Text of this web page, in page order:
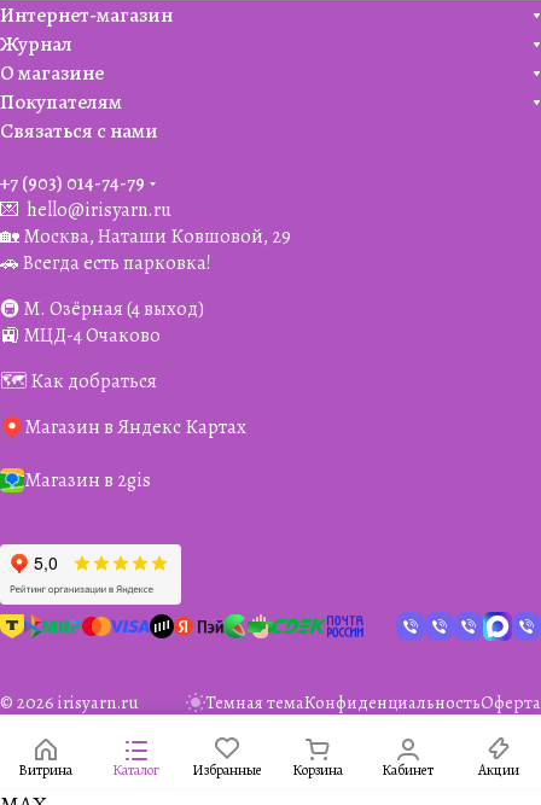
Интернет-магазин
Журнал
О магазине
Покупателям
Связаться с нами
+7 (903) 014-74-79‬
💌 hello@irisyarn.ru
🏡 Москва, Наташи Ковшовой, 29
🚗 Всегда есть парковка!
🚇 М. Озёрная (4 выход)
🚉 МЦД-4 Очаково
🗺️ Как добраться
Магазин в Яндекс Картах
Магазин в 2gis
© 2026 irisyarn.ru Темная темаКонфиденциальностьОферта
Витрина Каталог Избранные Корзина Кабинет Акции